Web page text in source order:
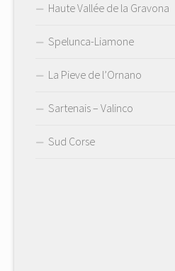
Haute Vallée de la Gravona
Spelunca-Liamone
La Pieve de l’Ornano
Sartenais – Valinco
Sud Corse